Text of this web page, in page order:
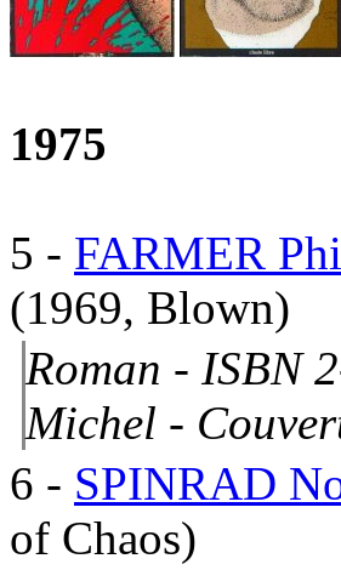
1975
5 - FARMER
(1969, Blown)
Roman - ISBN
Michel -
6 - SPINRAD
of Chaos)